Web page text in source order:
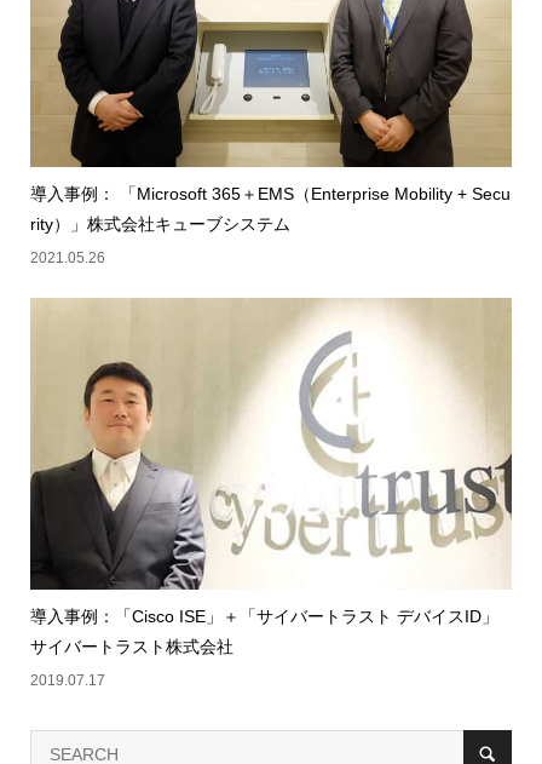
導入事例： 「Microsoft 365＋EMS（Enterprise Mobility + Secu
rity）」株式会社キューブシステム
2021.05.26
導入事例：「Cisco ISE」＋「サイバートラスト デバイスID」
サイバートラスト株式会社
2019.07.17